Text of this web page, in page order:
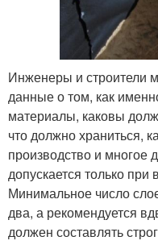
Инженеры и строители
данные о том, как
материалы, каковы
что должно храниться,
производство и многое
допускается только
Минимальное число
два, а рекомендуется
должен составлять